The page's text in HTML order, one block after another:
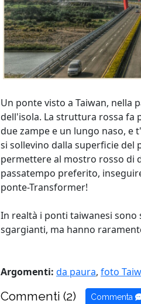
Un ponte visto a Taiwan, nella
dell'isola. La struttura rossa fa
due zampe e un lungo naso, e
si sollevino dalla superficie del
permettere al mostro rosso di
passatempo preferito,
ponte-Transformer!
In realtà i ponti taiwanesi
sgargianti, ma hanno
Argomenti: da paura, foto
Commenti (2) Commenta